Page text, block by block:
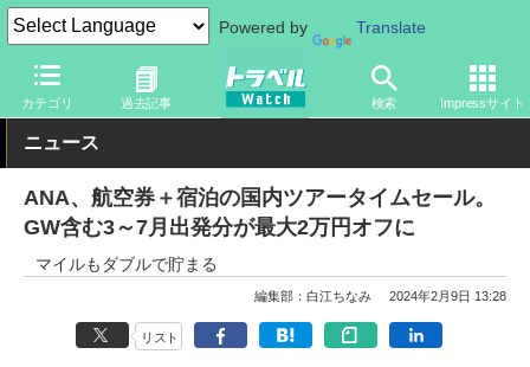
Powered by Translate
カテゴリ 過去記事 検索 Impressサイト
トラベル Watch 企業・政府・官庁 国内エアライン ANA
ニュース
ANA、航空券＋宿泊の国内ツアータイムセール。
GW含む3～7月出発分が最大2万円オフに
マイルもダブルで貯まる
編集部：白江ちなみ 2024年2月9日 13:28
リスト